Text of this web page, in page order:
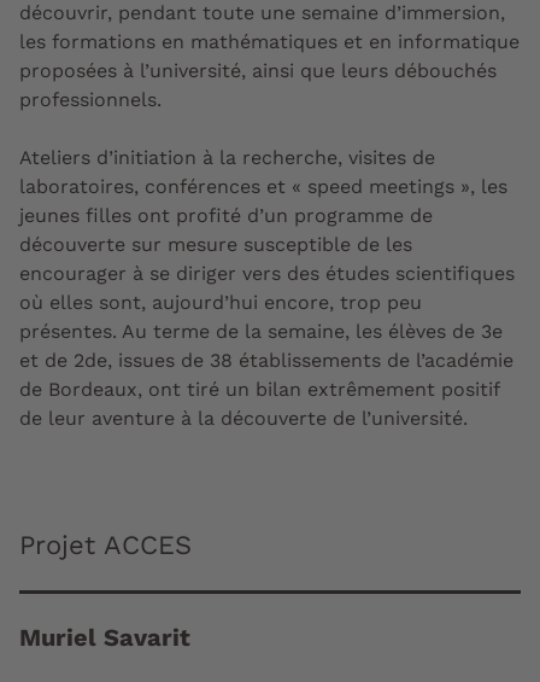
découvrir, pendant toute une semaine d’immersion,
les formations en mathématiques et en informatique
proposées à l’université, ainsi que leurs débouchés
professionnels.
Ateliers d’initiation à la recherche, visites de
laboratoires, conférences et « speed meetings », les
jeunes filles ont profité d’un programme de
découverte sur mesure susceptible de les
encourager à se diriger vers des études scientifiques
où elles sont, aujourd’hui encore, trop peu
présentes. Au terme de la semaine, les élèves de 3e
et de 2de, issues de 38 établissements de l’académie
de Bordeaux, ont tiré un bilan extrêmement positif
de leur aventure à la découverte de l’université.
Projet ACCES
Muriel Savarit